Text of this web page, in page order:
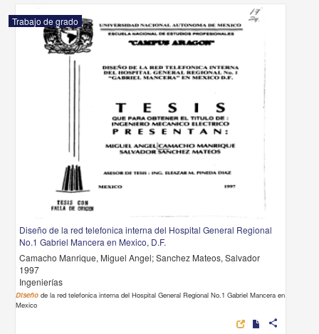
Trabajo de grado
Diseño de la red telefonica interna del Hospital General Regional
No.1 Gabriel Mancera en Mexico, D.F.
Camacho Manrique, Miguel Angel; Sanchez Mateos, Salvador
1997
Ingenierías
Diseño de la red telefonica interna del Hospital General Regional No.1 Gabriel Mancera en
Mexico
share